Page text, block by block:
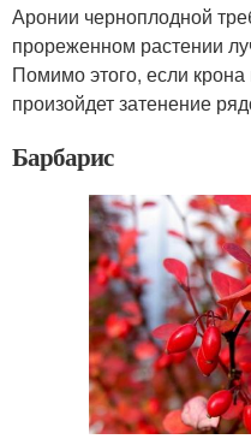
Аронии черноплодной
прореженном растении
Помимо этого, если крона
произойдет затенение
Барбарис